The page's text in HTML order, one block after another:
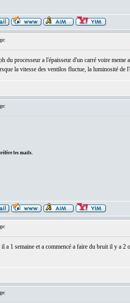
du processeur a l'épaisseur d'un carré voire meme
la vitesse des ventilos fluctue, la luminosité
les mails.
a 1 semaine et a commencé a faire du bruit il y a 2